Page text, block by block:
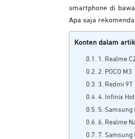
smartphone di
Apa saja
Konten dalam
1. Realme
2. POCO M3
3. Redmi 9T
4. Infinix
5. Samsung
6. Realme
7. Samsung